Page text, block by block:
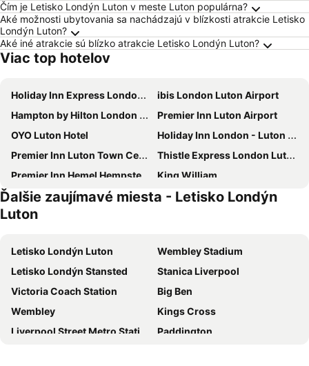
Čím je Letisko Londýn Luton v meste Luton populárna?
Aké možnosti ubytovania sa nachádzajú v blízkosti atrakcie Letisko
Londýn Luton?
Aké iné atrakcie sú blízko atrakcie Letisko Londýn Luton?
Viac top hotelov
Holiday Inn Express London - Luton Airport By Ihg
ibis London Luton Airport
Hampton by Hilton London Luton Airport
Premier Inn Luton Airport
OYO Luton Hotel
Holiday Inn London - Luton Airport By Ihg
Premier Inn Luton Town Centre
Thistle Express London Luton
Premier Inn Hemel Hempstead Central
King William
Holiday Inn Express Stevenage By Ihg
Premier Inn St Albans City Centre
Travelodge Luton
Aubrey Park Hotel
Kings Arms Hotel
Travelodge Toddington M1 Southbound
Holiday Inn Express Hemel Hempstead by IHG
OYO The Chiltern Hotel
Courtyard by Marriott Luton Airport
Spark by Hilton Luton
Redwings Lodge Dunstable
Premier Inn Dunstable / Luton
The Samuel Ryder Hotel St Albans, Tapestry Collection Hilton
Ďalšie zaujímavé miesta - Letisko Londýn
Luton
Letisko Londýn Luton
Wembley Stadium
Letisko Londýn Stansted
Stanica Liverpool
Victoria Coach Station
Big Ben
Wembley
Kings Cross
Liverpool Street Metro Station
Paddington